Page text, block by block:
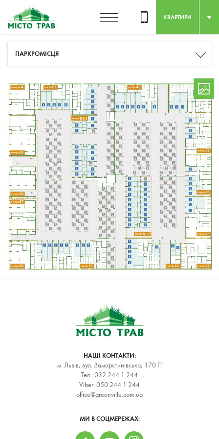
КВАРТИРИ
ПАРКРОМІСЦЯ
НАШІ КОНТАКТИ:
м. Львів, вул. Замарстинівська, 170 П
Тел.: 032 244 1 244
Viber: 050 244 1 244
office@greenville.com.ua
МИ В СОЦМЕРЕЖАХ: